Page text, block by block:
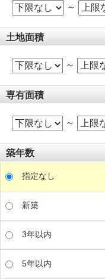
～
土地面積
～
専有面積
～
築年数
指定なし
新築
3年以内
5年以内